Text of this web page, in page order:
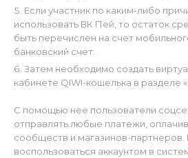
Если участник по каким-либо
использовать ВК Пей, то остаток
быть перечислен на счет
банковский счет.
Затем необходимо создать
кабинете QIWI-кошелька в разделе
С помощью нее пользователи
отправлять любые платежи,
сообществ и магазинов-
воспользоваться аккаунтом в